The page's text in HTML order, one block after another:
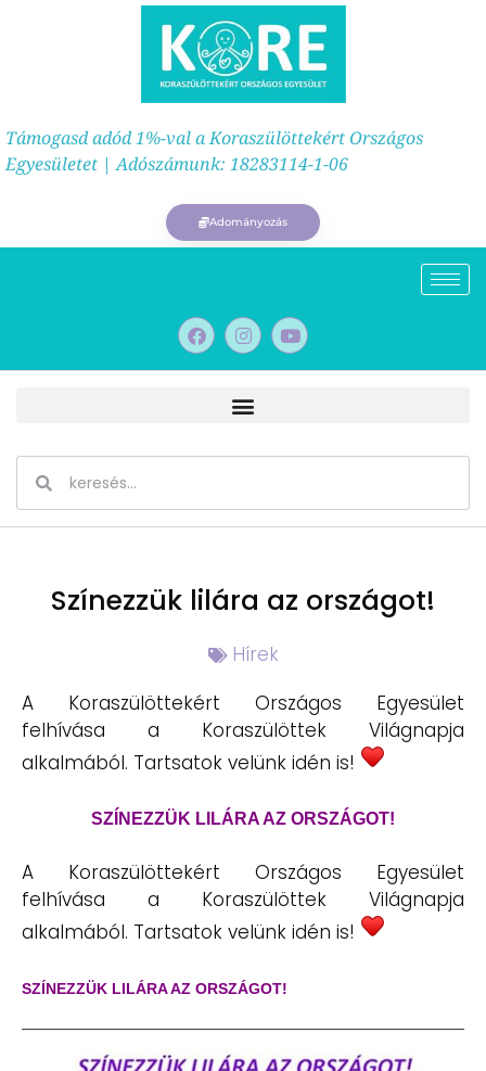
Támogasd adód 1%-val a Koraszülöttekért Országos
Egyesületet | Adószámunk: 18283114-1-06
Adományozás
Színezzük lilára az országot!
Hírek
A Koraszülöttekért Országos Egyesület
felhívása a Koraszülöttek Világnapja
alkalmából. Tartsatok velünk idén is!
SZÍNEZZÜK LILÁRA AZ ORSZÁGOT!
A Koraszülöttekért Országos Egyesület
felhívása a Koraszülöttek Világnapja
alkalmából. Tartsatok velünk idén is!
SZÍNEZZÜK LILÁRA AZ ORSZÁGOT!